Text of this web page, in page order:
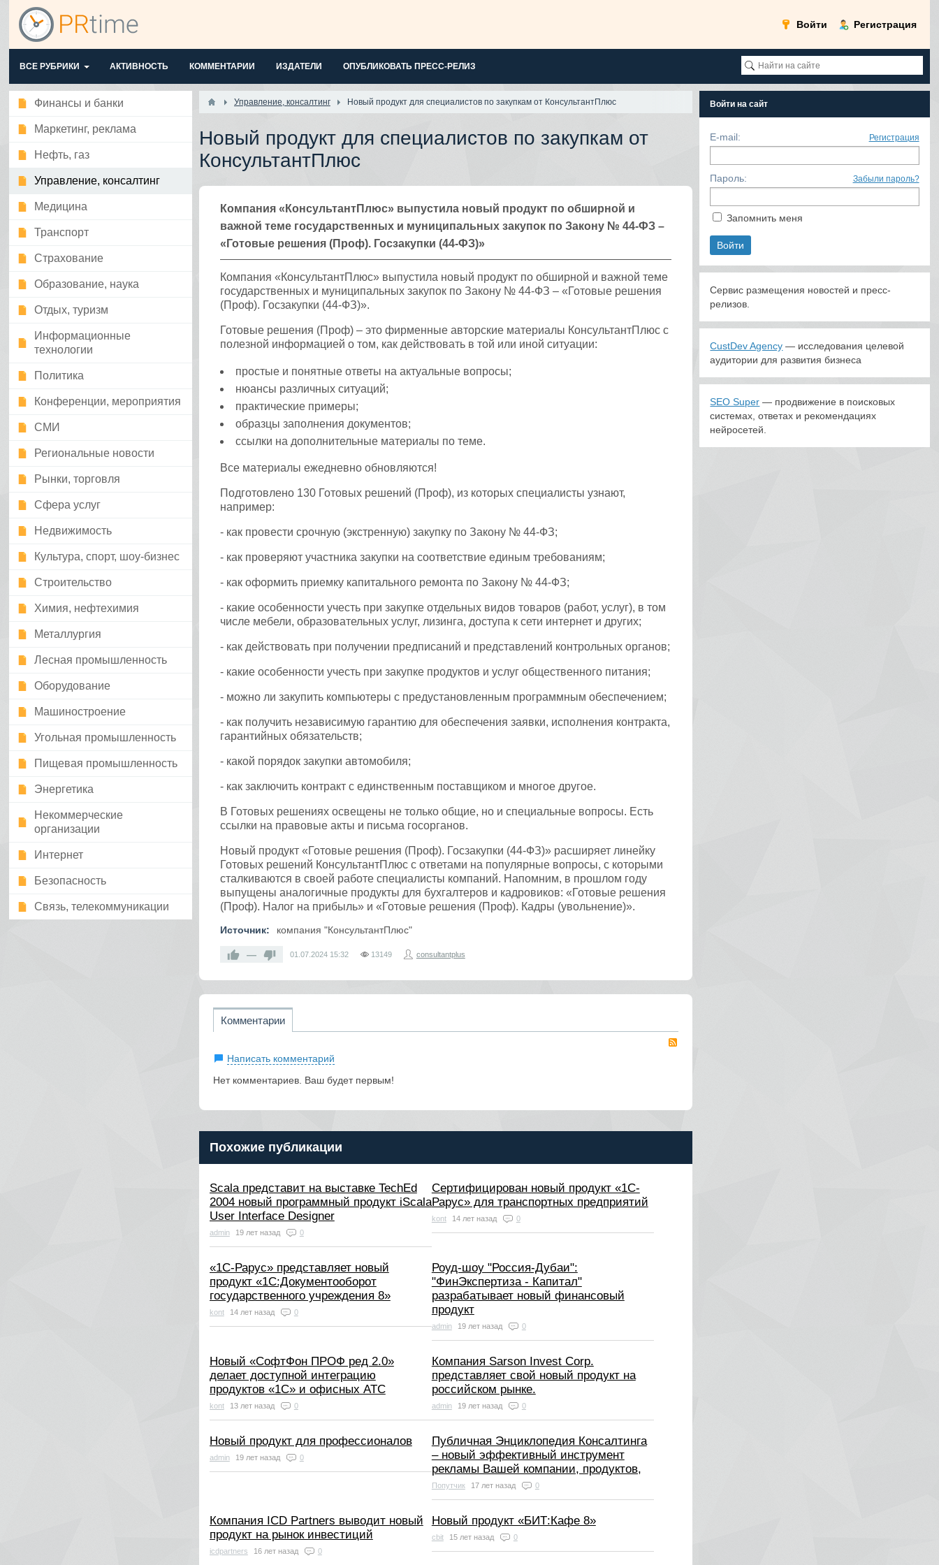
Войти Регистрация
ВСЕ РУБРИКИ АКТИВНОСТЬ КОММЕНТАРИИ ИЗДАТЕЛИ ОПУБЛИКОВАТЬ ПРЕСС-РЕЛИЗ
Финансы и банки
Маркетинг, реклама
Нефть, газ
Управление, консалтинг
Медицина
Транспорт
Страхование
Образование, наука
Отдых, туризм
Информационные
технологии
Политика
Конференции, мероприятия
СМИ
Региональные новости
Рынки, торговля
Сфера услуг
Недвижимость
Культура, спорт, шоу-бизнес
Строительство
Химия, нефтехимия
Металлургия
Лесная промышленность
Оборудование
Машиностроение
Угольная промышленность
Пищевая промышленность
Энергетика
Некоммерческие
организации
Интернет
Безопасность
Связь, телекоммуникации
Управление, консалтинг Новый продукт для специалистов по закупкам от КонсультантПлюс
Новый продукт для специалистов по закупкам от
КонсультантПлюс
Компания «КонсультантПлюс» выпустила новый продукт по обширной и
важной теме государственных и муниципальных закупок по Закону № 44-ФЗ –
«Готовые решения (Проф). Госзакупки (44-ФЗ)»
Компания «КонсультантПлюс» выпустила новый продукт по обширной и важной теме
государственных и муниципальных закупок по Закону № 44-ФЗ – «Готовые решения
(Проф). Госзакупки (44-ФЗ)».
Готовые решения (Проф) – это фирменные авторские материалы КонсультантПлюс с
полезной информацией о том, как действовать в той или иной ситуации:
простые и понятные ответы на актуальные вопросы;
нюансы различных ситуаций;
практические примеры;
образцы заполнения документов;
ссылки на дополнительные материалы по теме.
Все материалы ежедневно обновляются!
Подготовлено 130 Готовых решений (Проф), из которых специалисты узнают,
например:
- как провести срочную (экстренную) закупку по Закону № 44-ФЗ;
- как проверяют участника закупки на соответствие единым требованиям;
- как оформить приемку капитального ремонта по Закону № 44-ФЗ;
- какие особенности учесть при закупке отдельных видов товаров (работ, услуг), в том
числе мебели, образовательных услуг, лизинга, доступа к сети интернет и других;
- как действовать при получении предписаний и представлений контрольных органов;
- какие особенности учесть при закупке продуктов и услуг общественного питания;
- можно ли закупить компьютеры с предустановленным программным обеспечением;
- как получить независимую гарантию для обеспечения заявки, исполнения контракта,
гарантийных обязательств;
- какой порядок закупки автомобиля;
- как заключить контракт с единственным поставщиком и многое другое.
В Готовых решениях освещены не только общие, но и специальные вопросы. Есть
ссылки на правовые акты и письма госорганов.
Новый продукт «Готовые решения (Проф). Госзакупки (44-ФЗ)» расширяет линейку
Готовых решений КонсультантПлюс с ответами на популярные вопросы, с которыми
сталкиваются в своей работе специалисты компаний. Напомним, в прошлом году
выпущены аналогичные продукты для бухгалтеров и кадровиков: «Готовые решения
(Проф). Налог на прибыль» и «Готовые решения (Проф). Кадры (увольнение)».
Источник: компания "КонсультантПлюс"
— 01.07.2024 15:32 13149 consultantplus
Комментарии
Написать комментарий
Нет комментариев. Ваш будет первым!
Похожие публикации
Scala представит на выставке TechEd
2004 новый программный продукт iScala
User Interface Designer
admin 19 лет назад 0
Сертифицирован новый продукт «1С-
Рарус» для транспортных предприятий
kont 14 лет назад 0
«1С-Рарус» представляет новый
продукт «1С:Документооборот
государственного учреждения 8»
kont 14 лет назад 0
Роуд-шоу "Россия-Дубаи":
"ФинЭкспертиза - Капитал"
разрабатывает новый финансовый
продукт
admin 19 лет назад 0
Новый «СофтФон ПРОФ ред 2.0»
делает доступной интеграцию
продуктов «1С» и офисных АТС
kont 13 лет назад 0
Компания Sarson Invest Corp.
представляет свой новый продукт на
российском рынке.
admin 19 лет назад 0
Новый продукт для профессионалов
admin 19 лет назад 0
Публичная Энциклопедия Консалтинга
– новый эффективный инструмент
рекламы Вашей компании, продуктов,
Попутчик 17 лет назад 0
Компания ICD Partners выводит новый
продукт на рынок инвестиций
icdpartners 16 лет назад 0
Новый продукт «БИТ:Кафе 8»
cbit 15 лет назад 0
Войти на сайт
E-mail: Регистрация
Пароль: Забыли пароль?
Запомнить меня
Сервис размещения новостей и пресс-
релизов.
CustDev Agency — исследования целевой
аудитории для развития бизнеса
SEO Super — продвижение в поисковых
системах, ответах и рекомендациях
нейросетей.